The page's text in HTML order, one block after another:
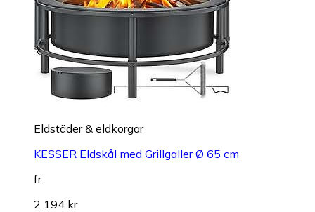
Eldstäder & eldkorgar
KESSER Eldskål med Grillgaller Ø 65 cm
fr.
2 194 kr